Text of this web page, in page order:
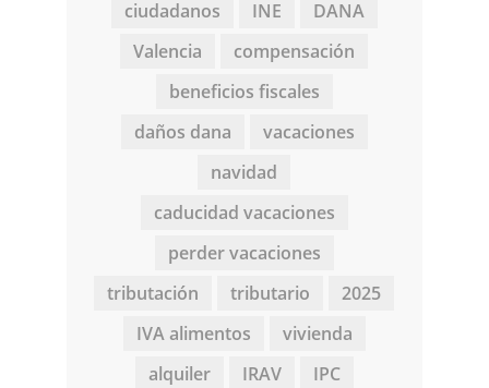
ciudadanos INE
DANA
Valencia
compensación
beneficios fiscales
daños dana
vacaciones
navidad
caducidad vacaciones
perder vacaciones
tributación
tributario
2025
IVA alimentos
vivienda
alquiler
IRAV
IPC